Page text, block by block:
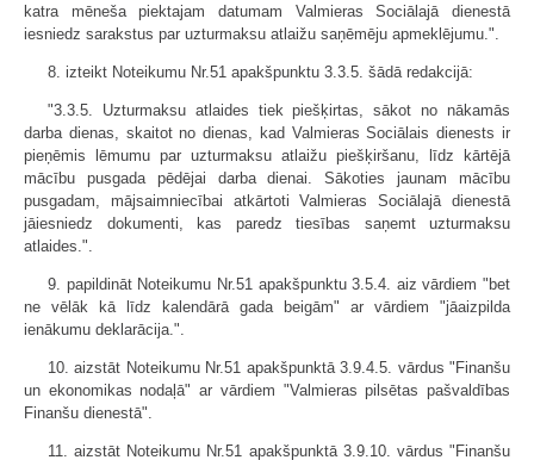
katra mēneša piektajam datumam Valmieras Sociālajā dienestā
iesniedz sarakstus par uzturmaksu atlaižu saņēmēju apmeklējumu.".
8. izteikt Noteikumu Nr.51 apakšpunktu 3.3.5. šādā redakcijā:
"3.3.5. Uzturmaksu atlaides tiek piešķirtas, sākot no nākamās
darba dienas, skaitot no dienas, kad Valmieras Sociālais dienests ir
pieņēmis lēmumu par uzturmaksu atlaižu piešķiršanu, līdz kārtējā
mācību pusgada pēdējai darba dienai. Sākoties jaunam mācību
pusgadam, mājsaimniecībai atkārtoti Valmieras Sociālajā dienestā
jāiesniedz dokumenti, kas paredz tiesības saņemt uzturmaksu
atlaides.".
9. papildināt Noteikumu Nr.51 apakšpunktu 3.5.4. aiz vārdiem "bet
ne vēlāk kā līdz kalendārā gada beigām" ar vārdiem "jāaizpilda
ienākumu deklarācija.".
10. aizstāt Noteikumu Nr.51 apakšpunktā 3.9.4.5. vārdus "Finanšu
un ekonomikas nodaļā" ar vārdiem "Valmieras pilsētas pašvaldības
Finanšu dienestā".
11. aizstāt Noteikumu Nr.51 apakšpunktā 3.9.10. vārdus "Finanšu